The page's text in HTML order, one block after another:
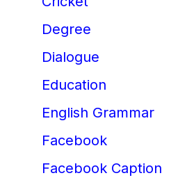
Degree
Dialogue
Education
English Grammar
Facebook
Facebook Caption